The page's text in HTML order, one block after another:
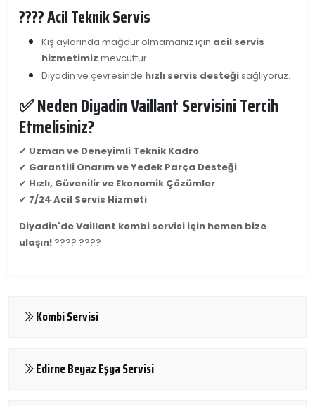
???? Acil Teknik Servis
Kış aylarında mağdur olmamanız için acil servis
hizmetimiz mevcuttur.
Diyadin ve çevresinde hızlı servis desteğisağlıyoruz.
✅ Neden Diyadin Vaillant Servisini Tercih
Etmelisiniz?
✔ Uzman ve Deneyimli Teknik Kadro
✔ Garantili Onarım ve Yedek Parça Desteği
✔ Hızlı, Güvenilir ve Ekonomik Çözümler
✔ 7/24 Acil Servis Hizmeti
Diyadin'de Vaillant kombi servisi için hemen bize
ulaşın! ???? ????
Kombi Servisi
Edirne Beyaz Eşya Servisi